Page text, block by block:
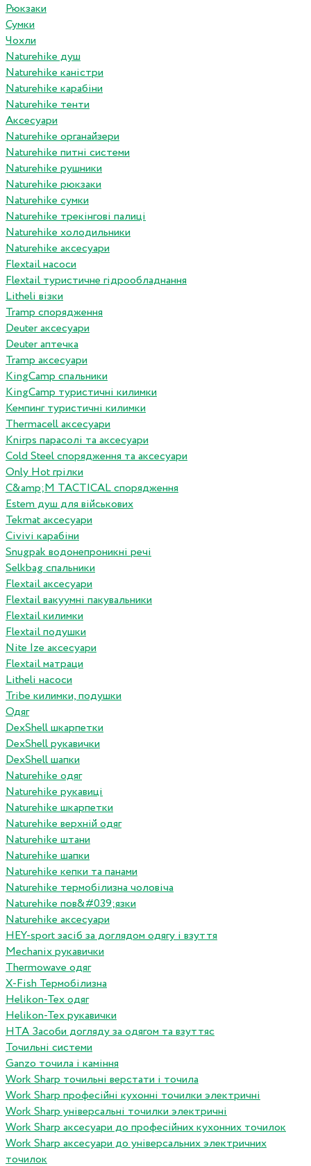
Рюкзаки
Сумки
Чохли
Naturehike душ
Naturehike каністри
Naturehike карабіни
Naturehike тенти
Аксесуари
Naturehike органайзери
Naturehike питні системи
Naturehike рушники
Naturehike рюкзаки
Naturehike сумки
Naturehike трекінгові палиці
Naturehike холодильники
Naturehike аксесуари
Flextail насоси
Flextail туристичне гідрообладнання
Litheli візки
Tramp спорядження
Deuter аксесуари
Deuter аптечка
Tramp аксесуари
KingCamp спальники
KingCamp туристичні килимки
Кемпинг туристичні килимки
Thermacell аксесуари
Knirps парасолі та аксесуари
Cold Steel спорядження та аксесуари
Only Hot грілки
C&amp;M TACTICAL спорядження
Estem душ для військових
Tekmat аксесуари
Сivivi карабіни
Snugpak водонепроникні речі
Selkbag спальники
Flextail аксесуари
Flextail вакуумні пакувальники
Flextail килимки
Flextail подушки
Nite Ize аксесуари
Flextail матраци
Litheli насоси
Tribe килимки, подушки
Одяг
DexShell шкарпетки
DexShell рукавички
DexShell шапки
Naturehike одяг
Naturehike рукавиці
Naturehike шкарпетки
Naturehike верхній одяг
Naturehike штани
Naturehike шапки
Naturehike кепки та панами
Naturehike термобілизна чоловіча
Naturehike пов&#039;язки
Naturehike аксесуари
HEY-sport засіб за доглядом одягу і взуття
Mechanix рукавички
Thermowave одяг
X-Fish Термобілизна
Helikon-Tex одяг
Helikon-Tex рукавички
HTA Засоби догляду за одягом та взуттяс
Точильні системи
Ganzo точила і каміння
Work Sharp точильні верстати і точила
Work Sharp професiйнi кухоннi точилки электричнi
Work Sharp унiверсальнi точилки электричнi
Work Sharp аксесуари до професiйних кухонних точилок
Work Sharp аксесуари до унiверсальних электричних
точилок